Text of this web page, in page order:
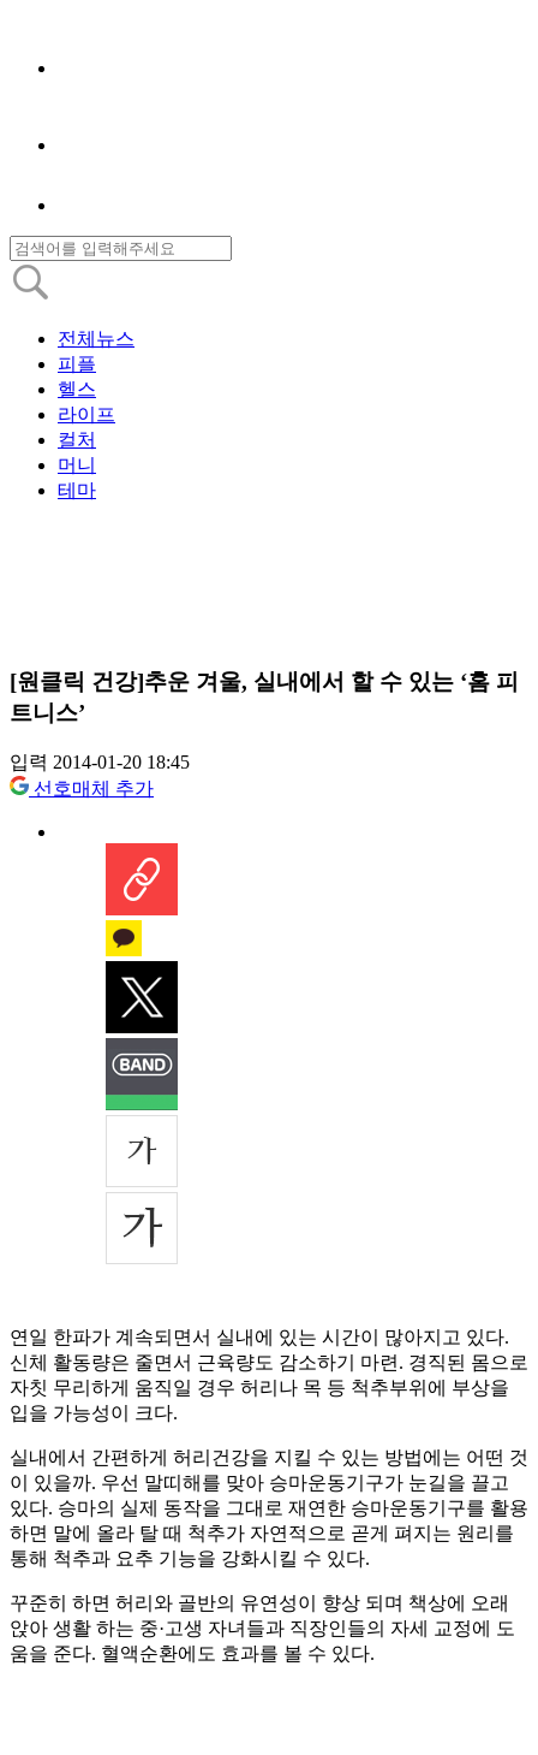
전체뉴스
피플
헬스
라이프
컬처
머니
테마
[원클릭 건강]추운 겨울, 실내에서 할 수 있는 ‘홈 피
트니스’
입력 2014-01-20 18:45
선호매체 추가
연일 한파가 계속되면서 실내에 있는 시간이 많아지고 있다.
신체 활동량은 줄면서 근육량도 감소하기 마련. 경직된 몸으로
자칫 무리하게 움직일 경우 허리나 목 등 척추부위에 부상을
입을 가능성이 크다.
실내에서 간편하게 허리건강을 지킬 수 있는 방법에는 어떤 것
이 있을까. 우선 말띠해를 맞아 승마운동기구가 눈길을 끌고
있다. 승마의 실제 동작을 그대로 재연한 승마운동기구를 활용
하면 말에 올라 탈 때 척추가 자연적으로 곧게 펴지는 원리를
통해 척추과 요추 기능을 강화시킬 수 있다.
꾸준히 하면 허리와 골반의 유연성이 향상 되며 책상에 오래
앉아 생활 하는 중·고생 자녀들과 직장인들의 자세 교정에 도
움을 준다. 혈액순환에도 효과를 볼 수 있다.